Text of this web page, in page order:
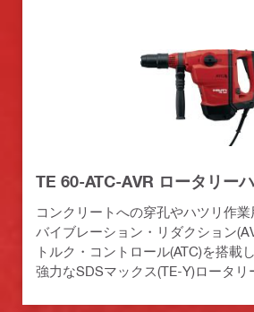
TE 60-ATC-AVR ロータリー
コンクリートへの穿孔やハツリ作業
バイブレーション・リダクション
トルク・コントロール(ATC)を搭載
強力なSDSマックス(TE-Y)ロータリ